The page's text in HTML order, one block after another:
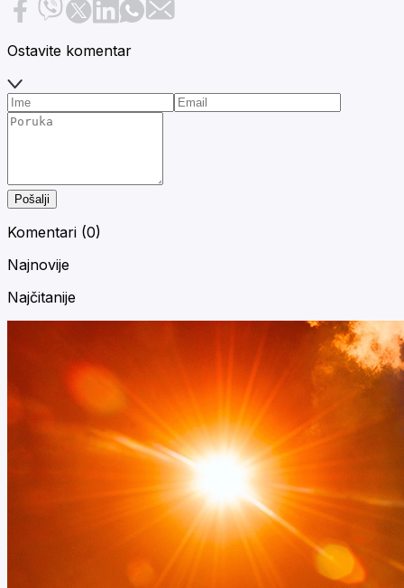
Ostavite komentar
Pošalji
Komentari (0)
Najnovije
Najčitanije